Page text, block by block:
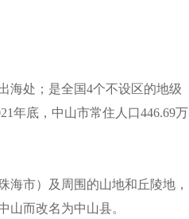
海处；是全国4个不设区的地级
年底，中山市常住人口446.69万
海市）及周围的山地和丘陵地，
山而改名为中山县。